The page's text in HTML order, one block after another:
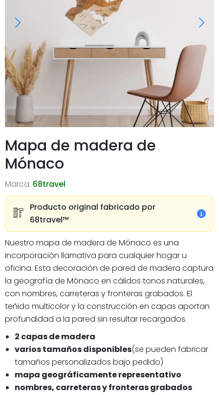
Mapa de madera de
Mónaco
Marca: 68travel
Producto original fabricado por
68travel™️
Nuestro mapa de madera de Mónaco es una
incorporación llamativa para cualquier hogar u
oficina. Esta decoración de pared de madera captura
la geografía de Mónaco en cálidos tonos naturales,
con nombres, carreteras y fronteras grabados. El
teñido multicolor y la construcción en capas aportan
profundidad a la pared sin resultar recargados.
2 capas de madera
varios tamaños disponibles(se pueden fabricar
tamaños personalizados bajo pedido)
mapa geográficamente representativo
nombres, carreteras y fronteras grabados